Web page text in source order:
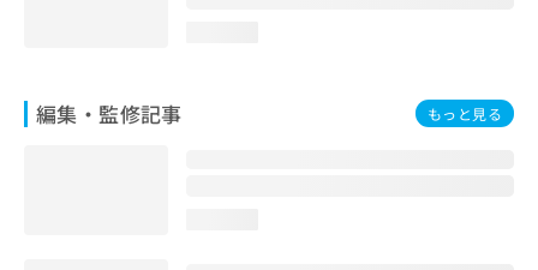
編集・監修記事 もっと見る